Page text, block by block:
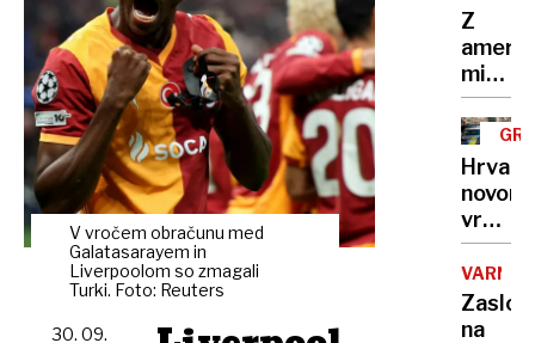
V vročem obračunu med
Galatasarayem in
Liverpoolom so zmagali
Turki. Foto: Reuters
30. 09.
Z
49
dronov
hkrati
vrgla
na
našli
so
Zasloni
na